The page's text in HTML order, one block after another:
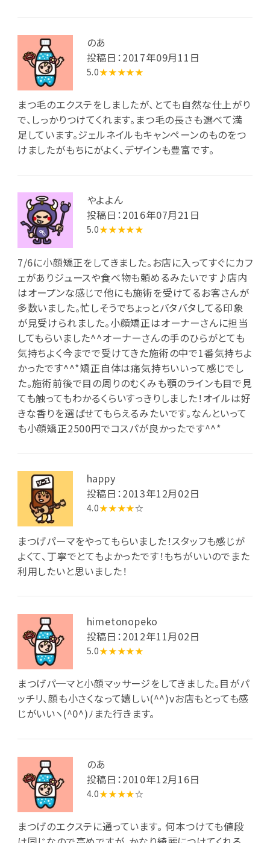
のあ
投稿日：2017年09月11日
5.0★★★★★
まつ毛のエクステをしましたが、とても自然な仕上がり
で、しっかりつけてくれます。まつ毛の長さも選べて満
足しています。ジェルネイルもキャンペーンのものをつ
けましたがもちにがよく、デザインも豊富です。
やよよん
投稿日：2016年07月21日
5.0★★★★★
7/6に小顔矯正をしてきました。お店に入ってすぐにカフ
ェがありジュースや食べ物も頼めるみたいです♪店内
はオープンな感じで他にも施術を受けてるお客さんが
多数いました。忙しそうでちょっとバタバタしてる印象
が見受けられました。小顔矯正はオーナーさんに担当
してもらいました^^オーナーさんの手のひらがとても
気持ちよく今までで受けてきた施術の中で1番気持ちよ
かったです^^*矯正自体は痛気持ちいいって感じでし
た。施術前後で目の周りのむくみも顎のラインも目で見
ても触ってもわかるくらいすっきりしました！オイルは好
きな香りを選ばせてもらえるみたいです。なんといって
も小顔矯正2500円でコスパが良かったです^^*
happy
投稿日：2013年12月02日
4.0★★★★☆
まつげパーマをやってもらいました！スタッフも感じが
よくて、丁寧でとてもよかったです！もちがいいのでまた
利用したいと思いました！
himetonopeko
投稿日：2012年11月02日
5.0★★★★★
まつげパ─マと小顔マッサージをしてきました。目がパ
ッチリ、顔も小さくなって嬉しい(^^)vお店もとっても感
じがいいヽ(^0^)ﾉまた行きます。
のあ
投稿日：2010年12月16日
4.0★★★★☆
まつげのエクステに通っています。 何本つけても値段